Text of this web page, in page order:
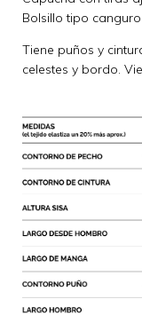
Bolsillo tipo
Tiene puños y
celestes y bordo.